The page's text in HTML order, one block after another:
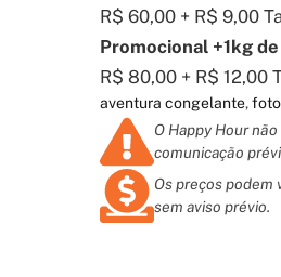
R$ 60,00 + R$ 9,00
Promocional +1kg
R$ 80,00 + R$ 12,00
aventura congelante,
O Happy Hour
comunicação
Os preços podem
sem aviso prévio.